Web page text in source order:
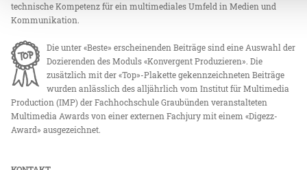
technische Kompetenz für ein multimediales Umfeld in Medien und
Kommunikation.
Die unter «Beste» erscheinenden Beiträge sind eine Auswahl der
Dozierenden des Moduls «Konvergent Produzieren». Die
zusätzlich mit der «Top»-Plakette gekennzeichneten Beiträge
wurden anlässlich des alljährlich vom Institut für Multimedia
Production (IMP) der Fachhochschule Graubünden veranstalteten
Multimedia Awards von einer externen Fachjury mit einem «Digezz-
Award» ausgezeichnet.